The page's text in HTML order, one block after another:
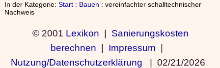
In der Kategorie: Start: Bauen : vereinfachter schalltechnischer
Nachweis
© 2001 Lexikon | Sanierungskosten
berechnen | Impressum |
Nutzung/Datenschutzerklärung | 02/21/2026